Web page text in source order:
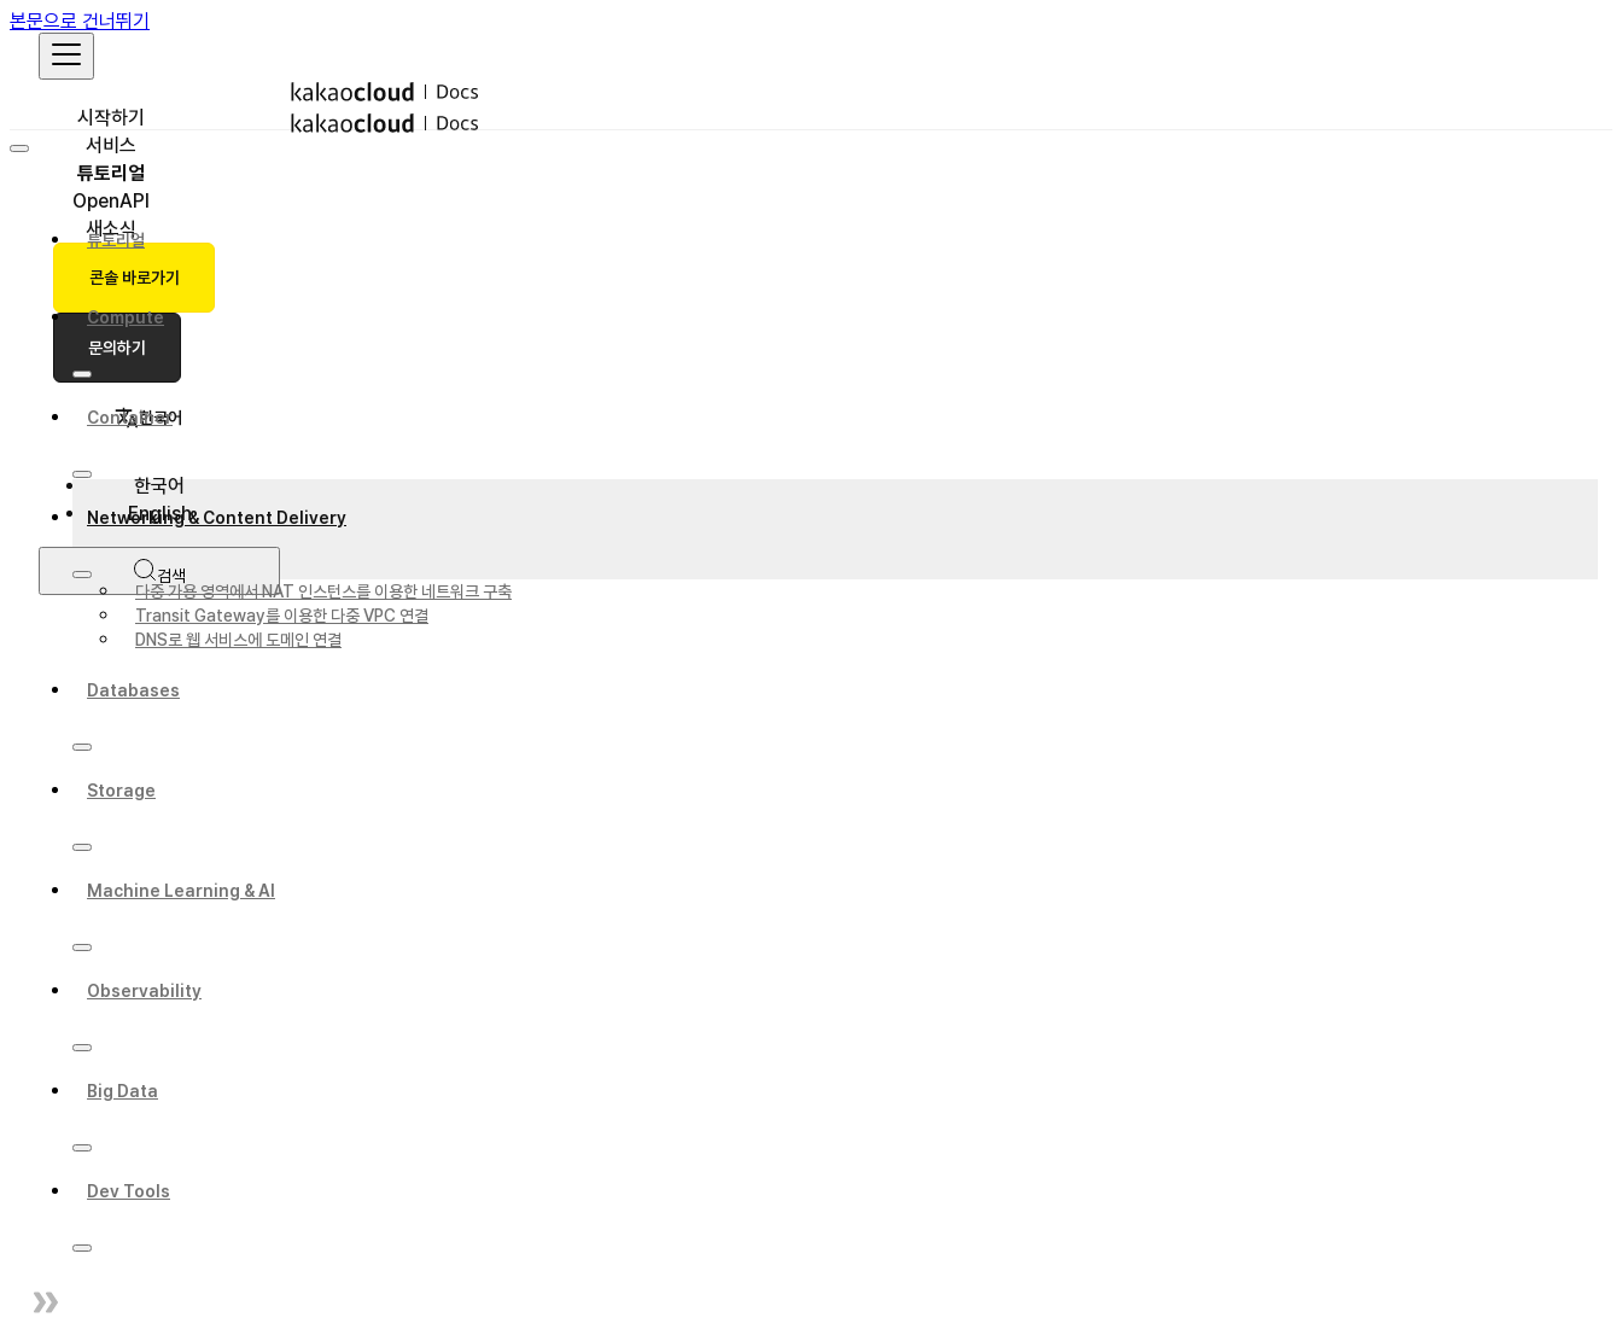
본문으로 건너뛰기
시작하기
서비스
튜토리얼
OpenAPI
새소식
콘솔 바로가기
문의하기
한국어
한국어
English
검색
튜토리얼
Compute
Container
Networking & Content Delivery
다중 가용 영역에서 NAT 인스턴스를 이용한 네트워크 구축
Transit Gateway를 이용한 다중 VPC 연결
DNS로 웹 서비스에 도메인 연결
Databases
Storage
Machine Learning & AI
Observability
Big Data
Dev Tools